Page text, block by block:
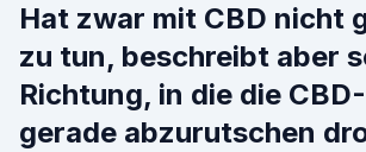
Hat zwar mit CBD nicht
zu tun, beschreibt aber
Richtung, in die die
gerade abzurutschen